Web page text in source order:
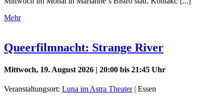
Mehr
Queerfilmnacht: Strange River
Mittwoch, 19. August 2026 | 20:00 bis 21:45 Uhr
Veranstaltungsort: Luna im Astra Theater| Essen